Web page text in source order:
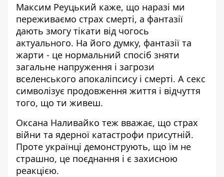
Максим Реуцький каже, що наразі ми
переживаємо страх смерті, а фантазії
дають змогу тікати від чогось
актуального. На його думку, фантазії та
жарти - це нормальний спосіб зняти
загальне напруження і загрози
вселенського апокаліпсису і смерті. А секс
символізує продовження життя і відчуття
того, що ти живеш.
Оксана Наливайко теж вважає, що страх
війни та ядерної катастрофи присутній.
Проте українці демонструють, що їм не
страшно, це поєднання і є захисною
реакцією.